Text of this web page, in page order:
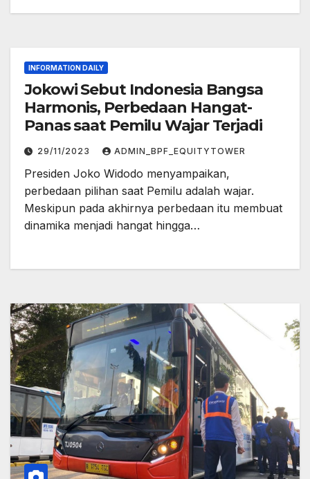
INFORMATION DAILY
Jokowi Sebut Indonesia Bangsa
Harmonis, Perbedaan Hangat-
Panas saat Pemilu Wajar Terjadi
29/11/2023 ADMIN_BPF_EQUITYTOWER
Presiden Joko Widodo menyampaikan,
perbedaan pilihan saat Pemilu adalah wajar.
Meskipun pada akhirnya perbedaan itu membuat
dinamika menjadi hangat hingga…